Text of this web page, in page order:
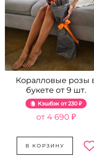
Коралловые розы
букете от 9 шт.
Кэшбэк 230 ₽
4 690 ₽
В КОРЗИНУ